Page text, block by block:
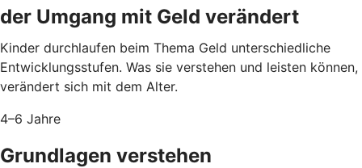
der Umgang mit Geld verändert
Kinder durchlaufen beim Thema Geld unterschiedliche
Entwicklungsstufen. Was sie verstehen und leisten können,
verändert sich mit dem Alter.
4–6 Jahre
Grundlagen verstehen